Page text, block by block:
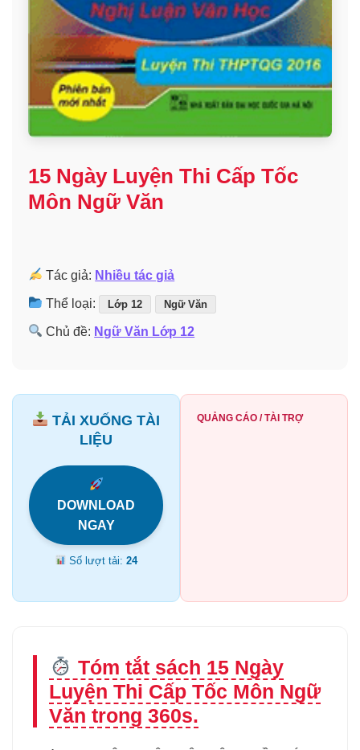
15 Ngày Luyện Thi Cấp Tốc
Môn Ngữ Văn
Tác giả: Nhiều tác giả
Thể loại: Lớp 12 Ngữ Văn
Chủ đề: Ngữ Văn Lớp 12
TẢI XUỐNG TÀI
LIỆU
DOWNLOAD
NGAY
Số lượt tải:24
QUẢNG CÁO / TÀI TRỢ
Tóm tắt sách 15 Ngày
Luyện Thi Cấp Tốc Môn Ngữ
Văn trong 360s.